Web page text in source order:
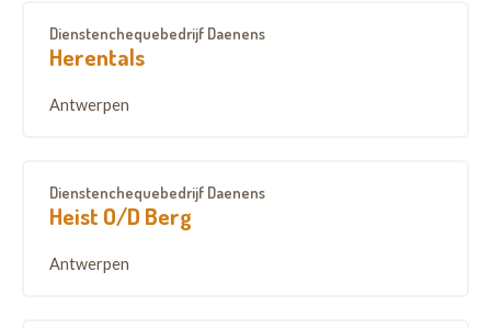
Dienstenchequebedrijf Daenens
Herentals
Antwerpen
Dienstenchequebedrijf Daenens
Heist O/D Berg
Antwerpen